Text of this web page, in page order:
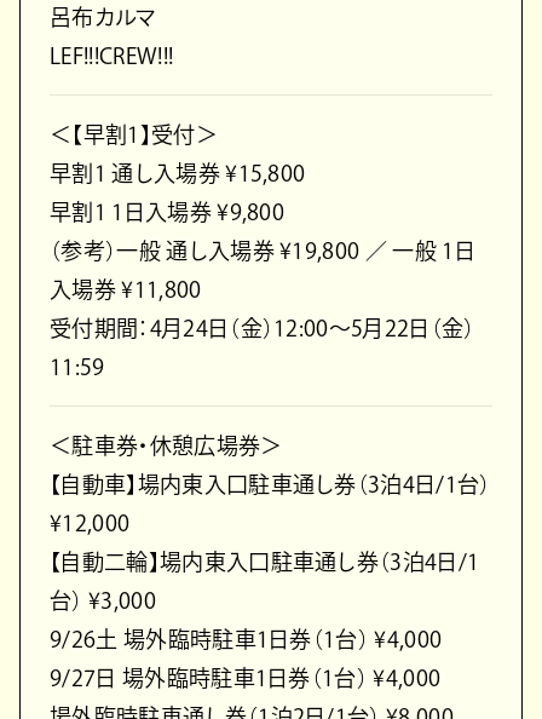
呂布カルマ
LEF!!!CREW!!!
＜【早割1】受付＞
早割1 通し入場券 ¥15,800
早割1 1日入場券 ¥9,800
（参考）一般 通し入場券 ¥19,800 ／ 一般 1日
入場券 ¥11,800
受付期間：4月24日（金）12:00〜5月22日（金）
11:59
＜駐車券・休憩広場券＞
【自動車】場内東入口駐車通し券（3泊4日/1台）
¥12,000
【自動二輪】場内東入口駐車通し券（3泊4日/1
台） ¥3,000
9/26土 場外臨時駐車1日券（1台） ¥4,000
9/27日 場外臨時駐車1日券（1台） ¥4,000